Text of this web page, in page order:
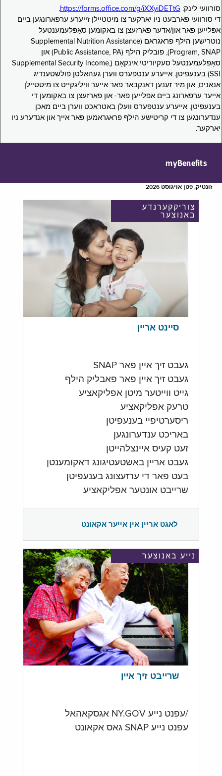
סורוועי לינק: https://forms.office.com/g/iXXyiDETtG
.
די סורוועי פארבעט ניו יארקער צו מיטטיילן זייערע ערפארונגען ביים
אפּלייען פאר און/אדער פארזעצן צו באקומען סאָפּלעמענטעל
נוּטרישען הילף פראגראם (Supplemental Nutrition Assistance
Program, SNAP), פובליק הילף (Public Assistance, PA) און
סאָפּלעמענטעל סעקיוריטי אינקאָם (Supplemental Security Income,
SSI) בענעפיטן. אייערע ענטפערס ווערן געהאלטן פולשטענדיג
אנאנים, און מיר זענען דאנקבאר פאר אייער וויליגקייט צו מיטטיילן
אייער ערפארונג ביים אפּלייען פאר- און פארזעצן צו באקומען די
בענעפיטן. אייערע ענטפערס וועלן באטראכט ווערן ביים מאכן
ענדערונגען צו די קריטישע הילף פראגראמען פאר אייך און אנדערע ניו
יארקער.
myBenefits
זונטיק, 9טן אויגוסט 2026
צוריקקערנדע
באנוצער
סיינט אריין
געבט זיך איין פאר SNAP
געבט זיך איין פאר פאבליק הילף
גייט ווייטער מיטן אפליקאציע
טרעק אפליקאציע
ריסערטיפיי בענעפיטן
באריכט ענדערונגען
זעט קעיס איינצלהייטן
געבט אריין באשטעטיגונג דאקומענטן
בעט פאר די ערזעצונג בענעפיטן
שרייבט אונטער אפליקאציע
לאגט אריין אין אייער אקאונט
נייע באנוצער
שרייבט זיך איין
/עפנט נייע NY.GOV אגסקאהאל
עפנט נייע SNAP גאס אקאונט